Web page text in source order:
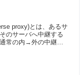
proxy)とは、あるサ
のサーバへ中継する
常の内→外の中継で